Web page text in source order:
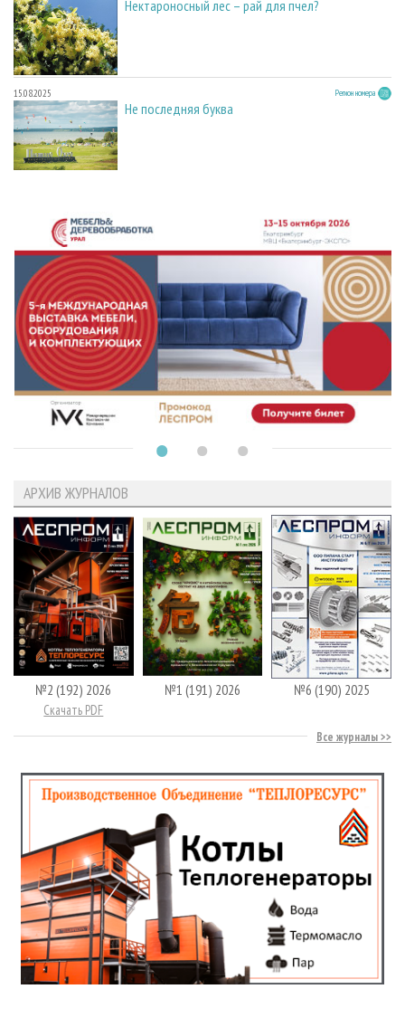
Нектароносный лес – рай для пчел?
15.08.2025 Регион номера
Не последняя буква
АРХИВ ЖУРНАЛОВ
№2 (192) 2026
Скачать PDF
№1 (191) 2026 №6 (190) 2025
Все журналы